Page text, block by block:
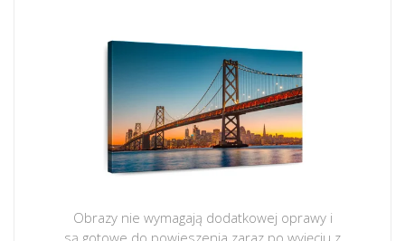
Obrazy nie wymagają dodatkowej oprawy i
są gotowe do powieszenia zaraz po wyjęciu z